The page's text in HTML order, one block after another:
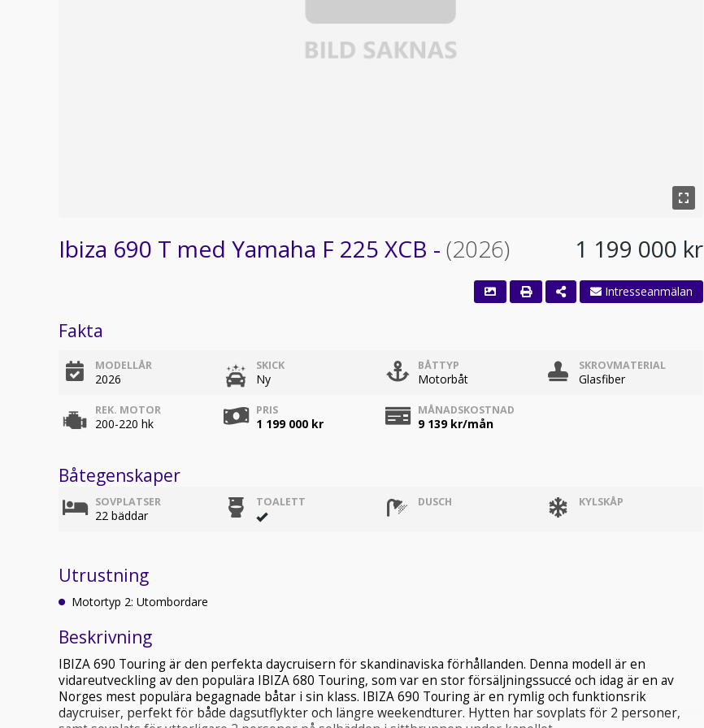
Ibiza 690 T med Yamaha F 225 XCB - (2026) 1 199 000 kr
Intresseanmälan
Fakta
MODELLÅR
2026
SKICK
Ny
BÅTTYP
Motorbåt
SKROVMATERIAL
Glasfiber
REK. MOTOR
200-220 hk
PRIS
1 199 000 kr
MÅNADSKOSTNAD
9 139kr/mån
Båtegenskaper
SOVPLATSER
22 bäddar
TOALETT DUSCH KYLSKÅP
Utrustning
Motortyp 2: Utombordare
Beskrivning
IBIZA 690 Touring är den perfekta daycruisern för skandinaviska förhållanden. Denna modell är en
vidareutveckling av den populära IBIZA 680 Touring, som var en stor försäljningssuccé och idag är en av
Norges mest populära begagnade båtar i sin klass. IBIZA 690 Touring är en rymlig och funktionsrik
daycruiser, perfekt för både dagsutflykter och längre weekendturer. Hytten har sovplats för 2 personer,